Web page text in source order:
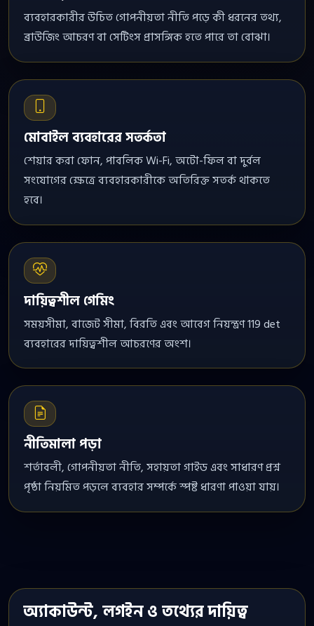
ব্যবহারকারীর উচিত গোপনীয়তা নীতি পড়ে কী ধরনের তথ্য,
ব্রাউজিং আচরণ বা সেটিংস প্রাসঙ্গিক হতে পারে তা বোঝা।
মোবাইল ব্যবহারের সতর্কতা
শেয়ার করা ফোন, পাবলিক Wi-Fi, অটো-ফিল বা দুর্বল
সংযোগের ক্ষেত্রে ব্যবহারকারীকে অতিরিক্ত সতর্ক থাকতে
হবে।
দায়িত্বশীল গেমিং
সময়সীমা, বাজেট সীমা, বিরতি এবং আবেগ নিয়ন্ত্রণ 119 det
ব্যবহারের দায়িত্বশীল আচরণের অংশ।
নীতিমালা পড়া
শর্তাবলী, গোপনীয়তা নীতি, সহায়তা গাইড এবং সাধারণ প্রশ্ন
পৃষ্ঠা নিয়মিত পড়লে ব্যবহার সম্পর্কে স্পষ্ট ধারণা পাওয়া যায়।
অ্যাকাউন্ট, লগইন ও তথ্যের দায়িত্ব